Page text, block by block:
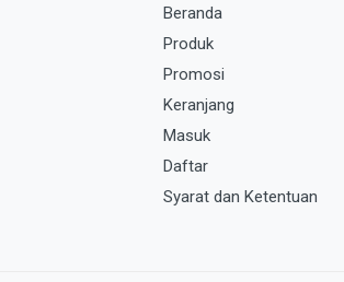
Beranda
Produk
Promosi
Keranjang
Masuk
Daftar
Syarat dan Ketentuan